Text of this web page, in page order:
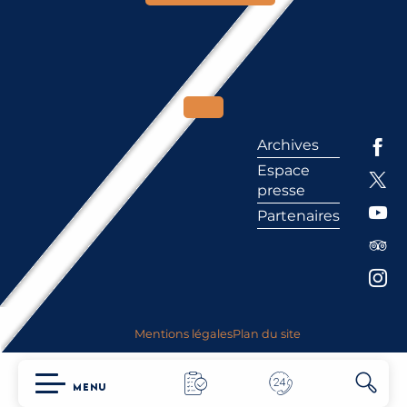
MENU
Archives
Espace
presse
Partenaires
Mentions légalesPlan du site